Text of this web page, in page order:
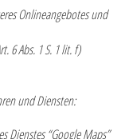
Onlineangebotes und
6 Abs. 1 S. 1 lit. f)
und Diensten:
Dienstes “Google Maps”